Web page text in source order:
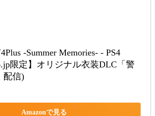
-Summer Memories- - PS4
限定】オリジナル衣装DLC「警
配信)
Amazonで見る